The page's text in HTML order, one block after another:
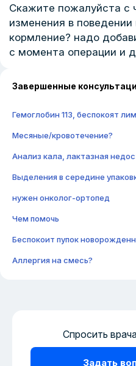
Скажите пожалуйста с
изменения в
кормление? надо
с момента операции и
Завершенные
Гемоглобин 113, беспокоят
Месяные/кровотечение?
Анализ кала, лактазная
Выделения в середине
нужен онколог-ортопед
Чем помочь
Беспокоит пупок
Аллергия на смесь?
Спросить
Задать